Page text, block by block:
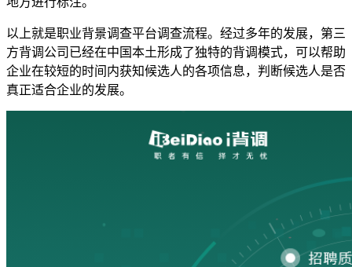
以上就是职业背景调查平台调查流程。经过多年的发展，第三
方背调公司已经在中国本土形成了独特的背调模式，可以帮助
企业在较短的时间内获知候选人的各项信息，判断候选人是否
真正适合企业的发展。